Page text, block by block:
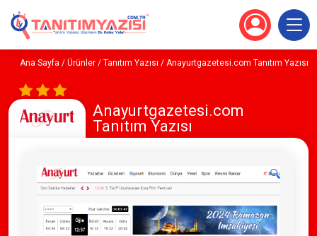
Ana Sayfa / Ürünler / Tanıtım Yazısı / Anayurtgazetesi.com Tanıtım Yazısı
Anayurtgazetesi.com
Tanıtım Yazısı
🔍